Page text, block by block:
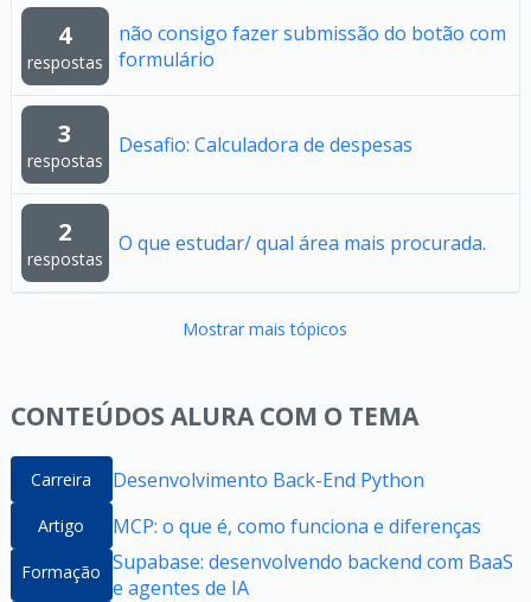
4
respostas
não consigo fazer submissão do botão com
formulário
3
respostas
Desafio: Calculadora de despesas
2
respostas
O que estudar/ qual área mais procurada.
Mostrar mais tópicos
CONTEÚDOS ALURA COM O TEMA
Carreira Desenvolvimento Back-End Python
Artigo MCP: o que é, como funciona e diferenças
Formação Supabase: desenvolvendo backend com BaaS
e agentes de IA